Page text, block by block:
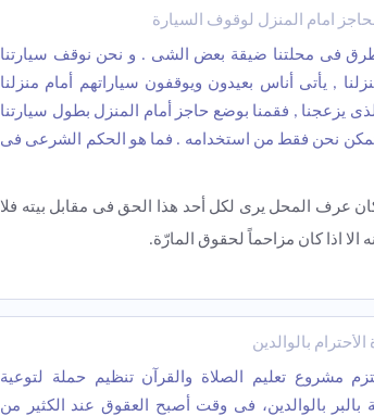
أمام المنزل لوقوف السیارة
فی محلتنا ضیقة بعض الشی . و نحن نوقف سیارتنا
, یأتی أناس بعیدون ویوقفون سیاراتهم أمام منزلنا
الذی یزعجنا , فقمنا بوضع حاجز أمام المنزل بطول سیارتنا
نحن فقط من استخدامه . فما هو الحکم الشرعی فی
کان عرف المحل یری لکل أحد هذا الحق فی مقابل بیته فلا
الا اذا کان مزاحماً لحقوق المارّة.
بالوالدین
مشروع تعلیم الصلاة والقرآن تنظیم حملة لتوعیة
بالبر بالوالدین، فی وقت أصبح العقوق عند الکثیر من